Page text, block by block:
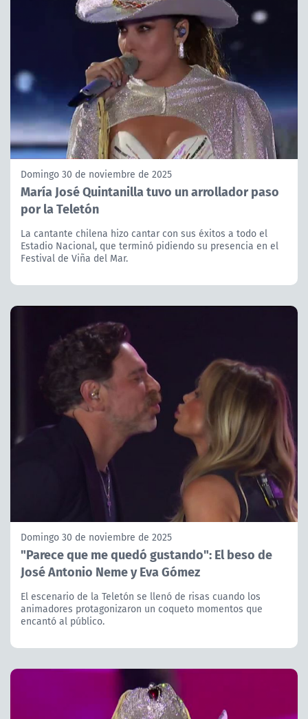
Domingo 30 de noviembre de 2025
María José Quintanilla tuvo un arrollador paso
por la Teletón
La cantante chilena hizo cantar con sus éxitos a todo el
Estadio Nacional, que terminó pidiendo su presencia en el
Festival de Viña del Mar.
Domingo 30 de noviembre de 2025
"Parece que me quedó gustando": El beso de
José Antonio Neme y Eva Gómez
El escenario de la Teletón se llenó de risas cuando los
animadores protagonizaron un coqueto momentos que
encantó al público.